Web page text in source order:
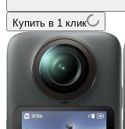
Купить в 1 клик